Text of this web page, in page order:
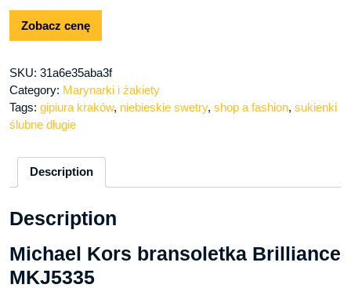
Zobacz cenę
SKU: 31a6e35aba3f
Category: Marynarki i żakiety
Tags: gipiura kraków, niebieskie swetry, shop a fashion, sukienki
ślubne długie
Description
Description
Michael Kors bransoletka Brilliance
MKJ5335